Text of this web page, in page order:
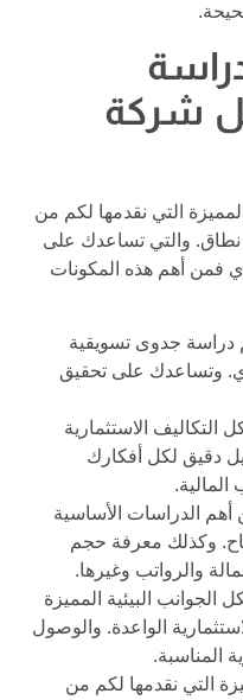
شركة
التي نقدمها لكم من
والتي تساعدك على
فمن أهم هذه المكونات
دراسة جدوى تسويقية
وتساعدك على تحقيق
التكاليف الاستثمارية
دقيق لكل أفكارك
المالية.
أهم الدراسات الأساسية
وكذلك معرفة حجم
والرواتب وغيرها.
الجوانب البيئية المميزة
الواعدة. والوصول
المناسبة.
التي نقدمها لكم من